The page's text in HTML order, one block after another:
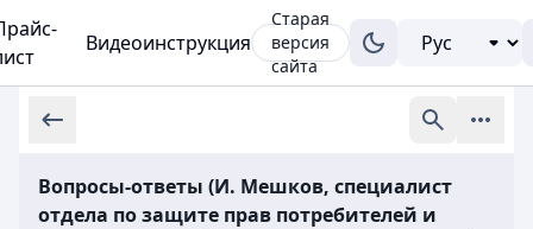
Видеоинструкция
Старая
версия
сайта
Вопросы-ответы (И. Мешков, специалист
отдела по защите прав потребителей и